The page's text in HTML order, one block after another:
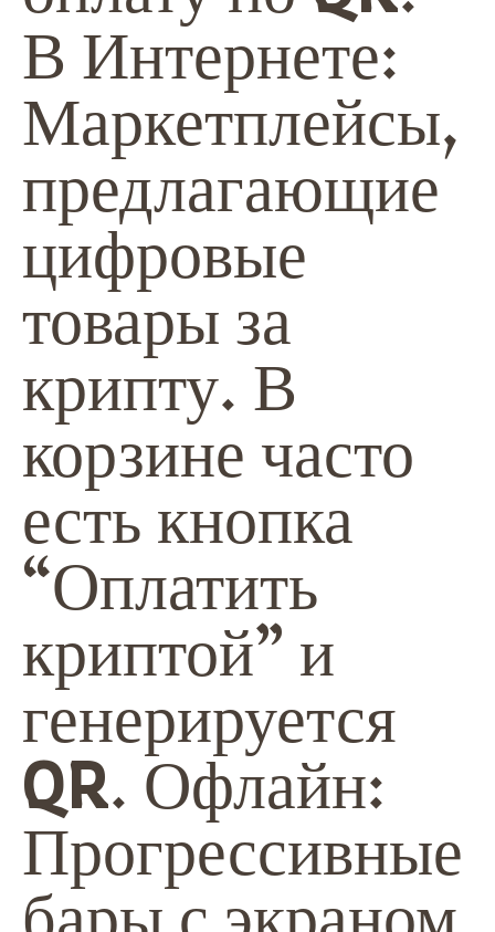
В Интернете:
Маркетплейсы,
предлагающие
цифровые
товары за
крипту. В
корзине часто
есть кнопка
“Оплатить
криптой” и
генерируется
QR. Офлайн:
Прогрессивные